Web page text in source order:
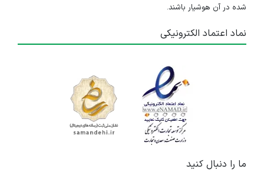
شده در آن هوشیار باشند.
نماد اعتماد الکترونیکی
ما را دنبال کنید